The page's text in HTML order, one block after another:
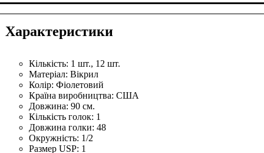
Характеристики
Кількість: 1 шт., 12 шт.
Матеріал: Вікрил
Колір: Фіолетовий
Країна виробництва: США
Довжина: 90 см.
Кількість голок: 1
Довжина голки: 48
Окружність: 1/2
Размер USP: 1